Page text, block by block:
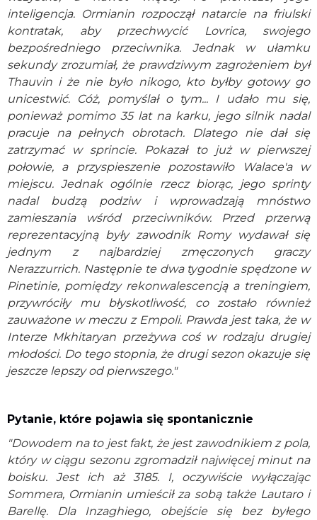
inteligencja. Ormianin rozpoczął natarcie na friulski
kontratak, aby przechwycić Lovrica, swojego
bezpośredniego przeciwnika. Jednak w ułamku
sekundy zrozumiał, że prawdziwym zagrożeniem był
Thauvin i że nie było nikogo, kto byłby gotowy go
unicestwić. Cóż, pomyślał o tym... I udało mu się,
ponieważ pomimo 35 lat na karku, jego silnik nadal
pracuje na pełnych obrotach. Dlatego nie dał się
zatrzymać w sprincie. Pokazał to już w pierwszej
połowie, a przyspieszenie pozostawiło Walace'a w
miejscu. Jednak ogólnie rzecz biorąc, jego sprinty
nadal budzą podziw i wprowadzają mnóstwo
zamieszania wśród przeciwników. Przed przerwą
reprezentacyjną były zawodnik Romy wydawał się
jednym z najbardziej zmęczonych graczy
Nerazzurrich. Następnie te dwa tygodnie spędzone w
Pinetinie, pomiędzy rekonwalescencją a treningiem,
przywróciły mu błyskotliwość, co zostało również
zauważone w meczu z Empoli. Prawda jest taka, że ​​w
Interze Mkhitaryan przeżywa coś w rodzaju drugiej
młodości. Do tego stopnia, że ​​drugi sezon okazuje się
jeszcze lepszy od pierwszego."
Pytanie, które pojawia się spontanicznie
"Dowodem na to jest fakt, że jest zawodnikiem z pola,
który w ciągu sezonu zgromadził najwięcej minut na
boisku. Jest ich aż 3185. I, oczywiście wyłączając
Sommera, Ormianin umieścił za sobą także Lautaro i
Barellę. Dla Inzaghiego, obejście się bez byłego